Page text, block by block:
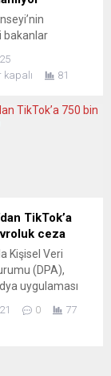
bayrakları
SEKİZ
bakanlar
İnsan Hakları
göç
daha fazla
UYUM
The...
kapalı
81
TikTok’a
ceza
Kişisel Veri
(DPA),
uygulaması
0 77